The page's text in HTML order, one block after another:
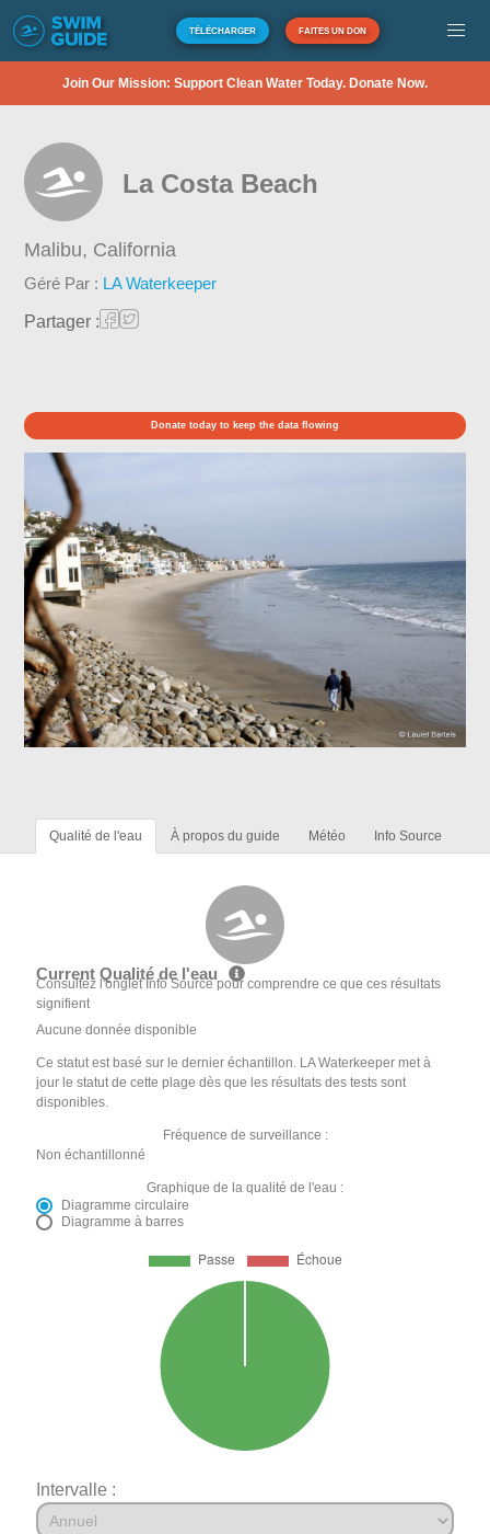
TÉLÉCHARGER FAITES UN DON
Join Our Mission: Support Clean Water Today. Donate Now.
La Costa Beach
Malibu, California
Géré Par : LA Waterkeeper
Partager :
Donate today to keep the data flowing
Qualité de l'eau À propos du guide Météo Info Source
Current Qualité de l'eau
Consultez l'onglet Info Source pour comprendre ce que ces résultats
signifient
Aucune donnée disponible
Ce statut est basé sur le dernier échantillon. LA Waterkeeper met à
jour le statut de cette plage dès que les résultats des tests sont
disponibles.
Fréquence de surveillance :
Non échantillonné
Graphique de la qualité de l'eau :
Diagramme circulaire
Diagramme à barres
Intervalle :